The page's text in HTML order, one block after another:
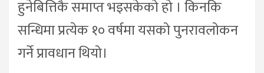
हुनेबित्तिकै समाप्त भइसकेको हो । किनकि
सन्धिमा प्रत्येक १० वर्षमा यसको पुनरावलोकन
गर्ने प्रावधान थियो।